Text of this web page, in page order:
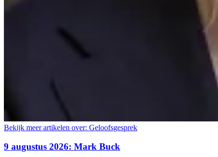
Bekijk meer artikelen over: Geloofsgesprek
9 augustus 2026: Mark Buck